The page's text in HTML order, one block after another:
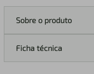
Sobre o produto
Ficha técnica